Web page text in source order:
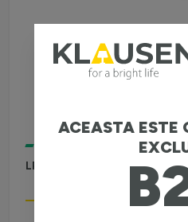
ACEASTA ESTE
LR DRIVER 250W, 182084